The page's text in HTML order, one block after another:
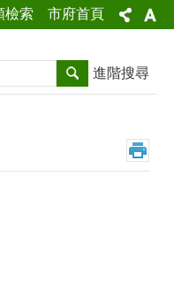
檢索 市府首頁
搜尋 進階搜尋